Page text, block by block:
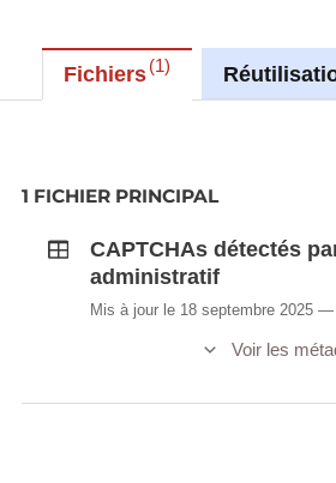
Fichiers 1
1 FICHIER PRINCIPAL
CAPTCHAs détectés
administratif
Mis à jour le 18 septembre 2025
Voir les